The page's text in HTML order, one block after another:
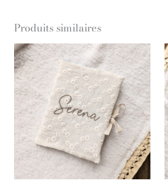
Produits similaires